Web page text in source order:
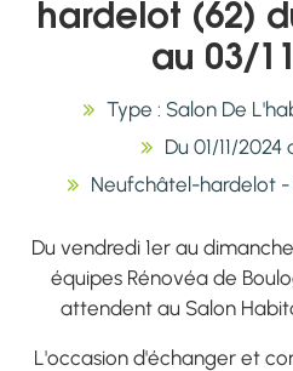
hardelot (62)
au 03/
Type : Salon De
Du 01/11/2024
Neufchâtel-hardelot -
Du vendredi 1er au
équipes Rénovéa de
attendent au Salon
L'occasion d'échanger et